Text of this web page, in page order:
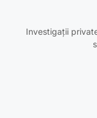
Investigații